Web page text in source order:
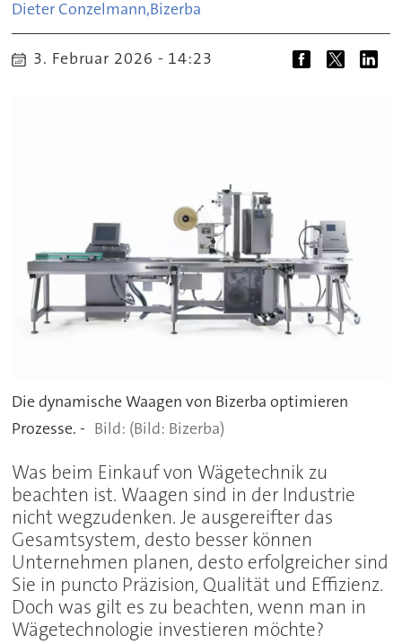
Dieter Conzelmann,Bizerba
3. Februar 2026 - 14:23
Die dynamische Waagen von Bizerba optimieren
Prozesse. -
(Bild: Bizerba)
Was beim Einkauf von Wägetechnik zu
beachten ist. Waagen sind in der Industrie
nicht wegzudenken. Je ausgereifter das
Gesamtsystem, desto besser können
Unternehmen planen, desto erfolgreicher sind
Sie in puncto Präzision, Qualität und Effizienz.
Doch was gilt es zu beachten, wenn man in
Wägetechnologie investieren möchte?